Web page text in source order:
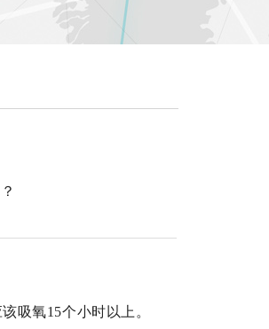
吸氧15个小时以上。